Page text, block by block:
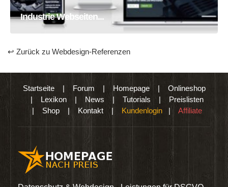
Industrie Webseiten...
↩ Zurück zu Webdesign-Referenzen
Startseite| Forum | Homepage| Onlineshop
| Lexikon | News | Tutorials | Preislisten
| Shop | Kontakt | Kundenlogin | Affiliate